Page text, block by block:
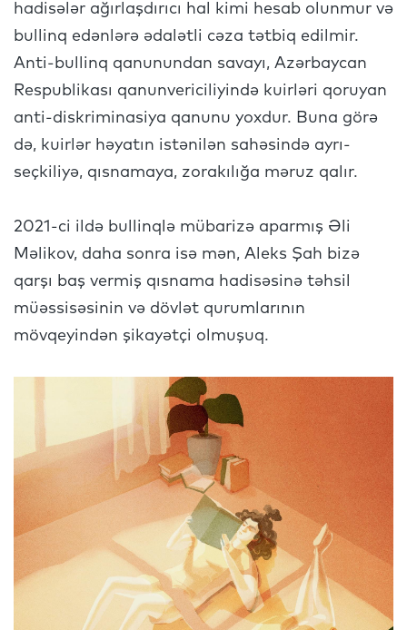
hadisələr ağırlaşdırıcı hal kimi hesab olunmur və
bullinq edənlərə ədalətli cəza tətbiq edilmir.
Anti-bullinq qanunundan savayı, Azərbaycan
Respublikası qanunvericiliyində kuirləri qoruyan
anti-diskriminasiya qanunu yoxdur. Buna görə
də, kuirlər həyatın istənilən sahəsində ayrı-
seçkiliyə, qısnamaya, zorakılığa məruz qalır.
2021-ci ildə bullinqlə mübarizə aparmış Əli
Məlikov, daha sonra isə mən, Aleks Şah bizə
qarşı baş vermiş qısnama hadisəsinə təhsil
müəssisəsinin və dövlət qurumlarının
mövqeyindən şikayətçi olmuşuq.